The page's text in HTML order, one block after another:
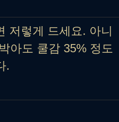
저렇게 드세요. 아니
아도 쿨감 35% 정도
.